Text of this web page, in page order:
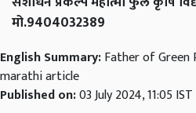
मो.9404032389
English Summary:Father of Green
marathi article
Published on:03 July 2024, 11:05 IST